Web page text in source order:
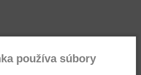
používa súbory